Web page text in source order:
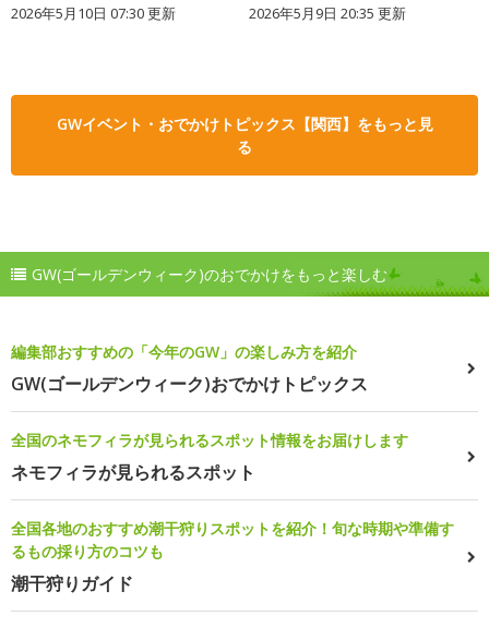
2026年5月10日 07:30 更新 2026年5月9日 20:35 更新
GWイベント・おでかけトピックス【関西】をもっと見
る
GW(ゴールデンウィーク)のおでかけをもっと楽しむ
編集部おすすめの「今年のGW」の楽しみ方を紹介
GW(ゴールデンウィーク)おでかけトピックス
全国のネモフィラが見られるスポット情報をお届けします
ネモフィラが見られるスポット
全国各地のおすすめ潮干狩りスポットを紹介！旬な時期や準備す
るもの採り方のコツも
潮干狩りガイド